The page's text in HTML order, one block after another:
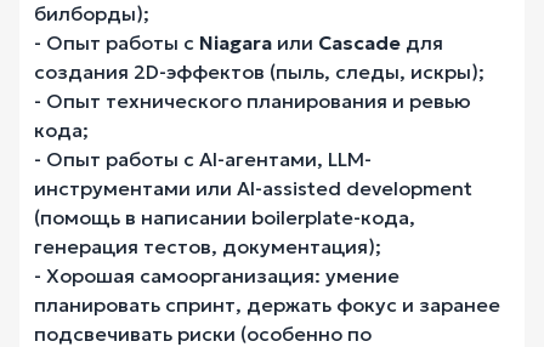
билборды);
- Опыт работы с Niagara или Cascade для
создания 2D-эффектов (пыль, следы, искры);
- Опыт технического планирования и ревью
кода;
- Опыт работы с AI-агентами, LLM-
инструментами или AI-assisted development
(помощь в написании boilerplate-кода,
генерация тестов, документация);
- Хорошая самоорганизация: умение
планировать спринт, держать фокус и заранее
подсвечивать риски (особенно по